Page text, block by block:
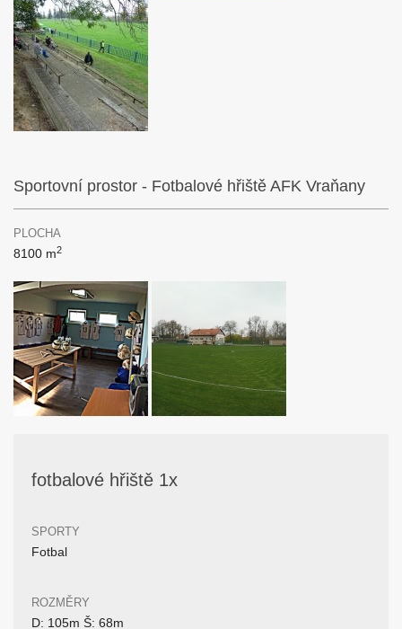
Sportovní prostor - Fotbalové hřiště AFK Vraňany
PLOCHA
8100 m2
fotbalové hřiště 1x
SPORTY
Fotbal
ROZMĚRY
D: 105m Š: 68m